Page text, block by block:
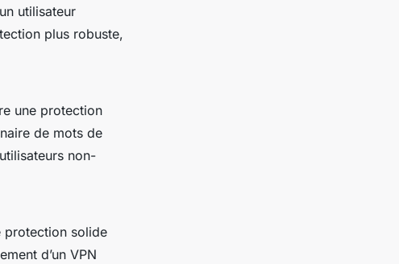
utilisateur
plus robuste,
une protection
de mots de
non-
protection solide
d’un VPN